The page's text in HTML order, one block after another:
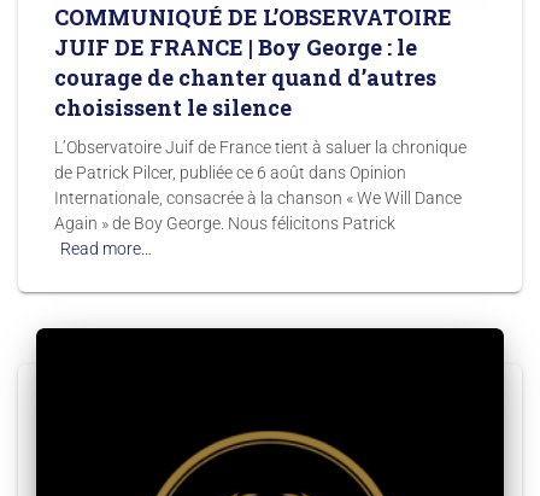
COMMUNIQUÉ DE L’OBSERVATOIRE
JUIF DE FRANCE | Boy George : le
courage de chanter quand d’autres
choisissent le silence
L’Observatoire Juif de France tient à saluer la chronique
de Patrick Pilcer, publiée ce 6 août dans Opinion
Internationale, consacrée à la chanson « We Will Dance
Again » de Boy George. Nous félicitons Patrick
Read more…